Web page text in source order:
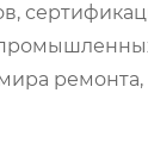
ремонта,